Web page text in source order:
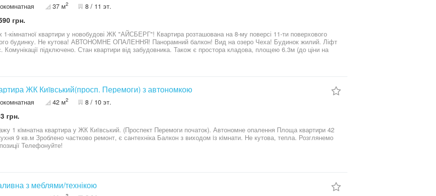
37 м2 8 / 11 эт.
грн.
квартири у новобудові ЖК "АЙСБЕРГ"! Квартира розташована на 8-му поверсі 11-ти поверхового
АВТОНОМНЕ ОПАЛЕННЯ! Панорамний балкон! Вид на озеро Чеха! Будинок жилий. Ліфт
підключено. Стан квартири від забудовника. Також є простора кладова, площею 6.3м (до ціни на
ЖК Киïвський(просп. Перемоги) з автономкою
42 м2 8 / 10 эт.
грн.
кiмнатна квартира у ЖК Киïвський. (Проспект Перемоги початок). Автономне опалення Площа квартири 42
Балкон з виходом iз кiмнати. Не кутова, тепла. Розглянемо
Телефонуйте!
з меблями/технікою